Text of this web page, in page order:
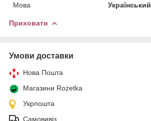
Мова
Український
Приховати
Умови доставки
Нова Пошта
Магазини Rozetka
Укрпошта
Самовивіз